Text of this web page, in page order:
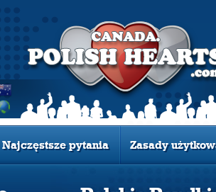
Najczęstsze pytania Zasady